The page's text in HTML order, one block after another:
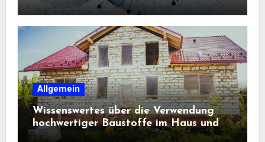
Allgemein
Wissenswertes über die Verwendung
hochwertiger Baustoffe im Haus und
beim Hausbau